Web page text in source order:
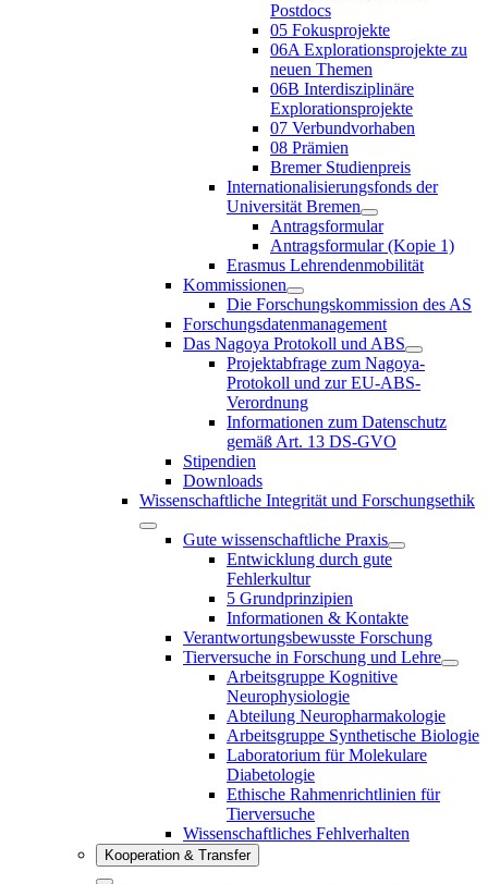
Postdocs
05 Fokusprojekte
06A Explorationsprojekte zu
neuen Themen
06B Interdisziplinäre
Explorationsprojekte
07 Verbundvorhaben
08 Prämien
Bremer Studienpreis
Internationalisierungsfonds der
Universität Bremen
Antragsformular
Antragsformular (Kopie 1)
Erasmus Lehrendenmobilität
Kommissionen
Die Forschungskommission des AS
Forschungsdatenmanagement
Das Nagoya Protokoll und ABS
Projektabfrage zum Nagoya-
Protokoll und zur EU-ABS-
Verordnung
Informationen zum Datenschutz
gemäß Art. 13 DS-GVO
Stipendien
Downloads
Wissenschaftliche Integrität und Forschungsethik
Gute wissenschaftliche Praxis
Entwicklung durch gute
Fehlerkultur
5 Grundprinzipien
Informationen & Kontakte
Verantwortungsbewusste Forschung
Tierversuche in Forschung und Lehre
Arbeitsgruppe Kognitive
Neurophysiologie
Abteilung Neuropharmakologie
Arbeitsgruppe Synthetische Biologie
Laboratorium für Molekulare
Diabetologie
Ethische Rahmenrichtlinien für
Tierversuche
Wissenschaftliches Fehlverhalten
Kooperation & Transfer